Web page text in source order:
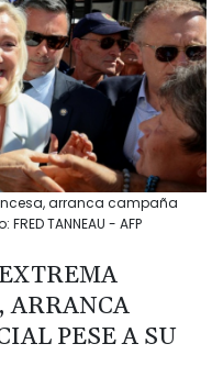
arranca campaña
TANNEAU - AFP
ARRANCA
PESE A SU